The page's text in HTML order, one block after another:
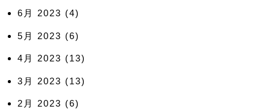
6月 2023 (4)
5月 2023 (6)
4月 2023 (13)
3月 2023 (13)
2月 2023 (6)